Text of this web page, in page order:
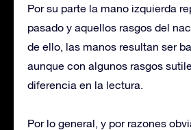
Por su parte la mano izquierda
pasado y aquellos rasgos del
de ello, las manos resultan ser
aunque con algunos rasgos
diferencia en la lectura.
Por lo general, y por razones